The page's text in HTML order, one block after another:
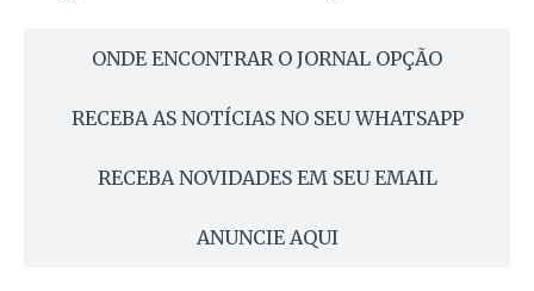
ONDE ENCONTRAR O JORNAL OPÇÃO
RECEBA AS NOTÍCIAS NO SEU WHATSAPP
RECEBA NOVIDADES EM SEU EMAIL
ANUNCIE AQUI